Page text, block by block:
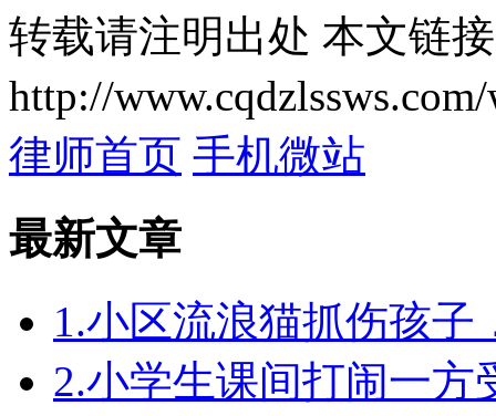
转载请注明出处 本文链
http://
律师首页 手机微站
最新文章
1.小区流浪猫抓伤孩子
2.小学生课间打闹一